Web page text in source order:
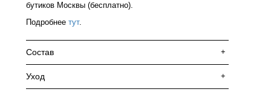
бутиков Москвы (бесплатно).
Подробнее тут.
Состав +
Уход +